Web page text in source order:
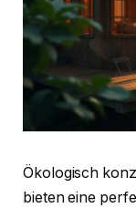
Ökologisch
bieten eine